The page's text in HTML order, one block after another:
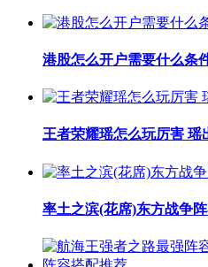
港股怎么开户需要什么条
王者荣耀瑶怎么玩厉害
率土之滨(花席)东方战争